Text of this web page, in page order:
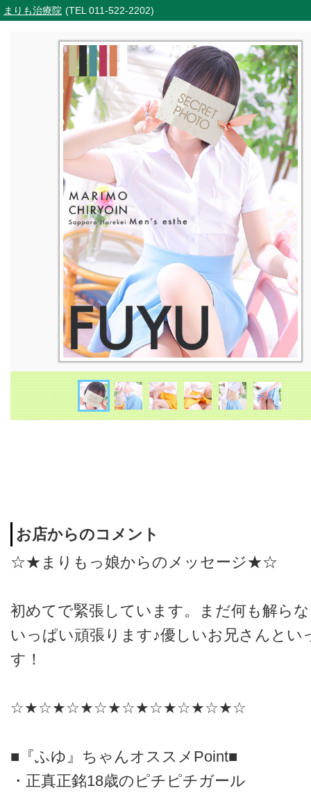
まりも治療院 (TEL 011-522-2202)
お店からのコメント
☆★まりもっ娘からのメッセージ★☆
初めてで緊張しています。まだ何も解ら
いっぱい頑張ります♪優しいお兄さんとい
す！
☆★☆★☆★☆★☆★☆★☆★☆★☆
■『ふゆ』ちゃんオススメPoint■
・正真正銘18歳のピチピチガール